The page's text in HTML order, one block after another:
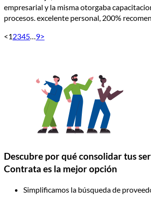
empresarial y la misma otorgaba
procesos. excelente personal, 200%
<12345 9>
Descubre por qué consolidar tus
Contrata es la mejor opción
Simplificamos la búsqueda de